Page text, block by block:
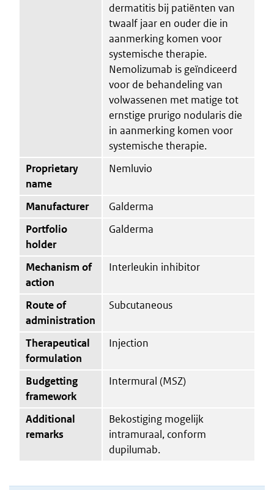
dermatitis bij patiënten van
twaalf jaar en ouder die in
aanmerking komen voor
systemische therapie.
Nemolizumab is geïndiceerd
voor de behandeling van
volwassenen met matige tot
ernstige prurigo nodularis die
in aanmerking komen voor
systemische therapie.
Proprietary
name
Nemluvio
Manufacturer
Galderma
Portfolio
holder
Galderma
Mechanism of
action
Interleukin inhibitor
Route of
administration
Subcutaneous
Therapeutical
formulation
Injection
Budgetting
framework
Intermural (MSZ)
Additional
remarks
Bekostiging mogelijk
intramuraal, conform
dupilumab.